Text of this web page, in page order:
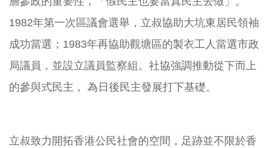
1982年第一次區議會選舉，立叔協助大坑東居民領袖
成功當選；1983年再協助觀塘區的製衣工人當選市政
局議員，並設立議員監察組。社協強調推動從下而上
的參與式民主， 為日後民主發展打下基礎。
立叔致力開拓香港公民社會的空間，足跡並不限於香